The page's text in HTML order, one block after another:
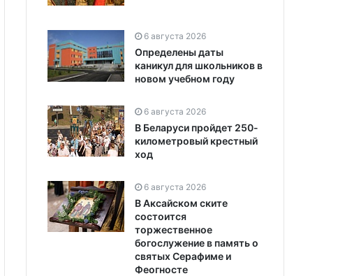
6 августа 2026
Определены даты
каникул для школьников в
новом учебном году
6 августа 2026
В Беларуси пройдет 250-
километровый крестный
ход
6 августа 2026
В Аксайском ските
состоится
торжественное
богослужение в память о
святых Серафиме и
Феогносте